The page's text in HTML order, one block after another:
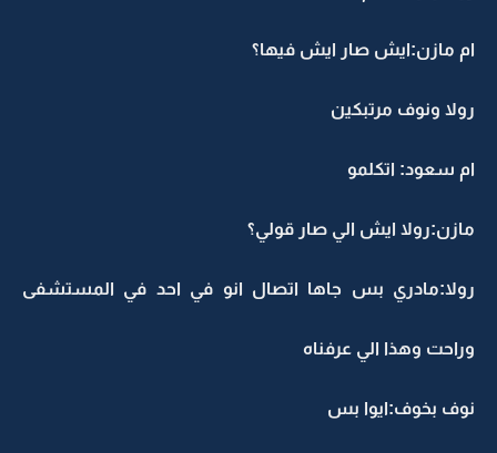
ام مازن:ايش صار ايش فيها؟
رولا ونوف مرتبكين
ام سعود: اتكلمو
مازن:رولا ايش الي صار قولي؟
رولا:مادري بس جاها اتصال انو في احد في المستشفى
وراحت وهذا الي عرفناه
نوف بخوف:ايوا بس